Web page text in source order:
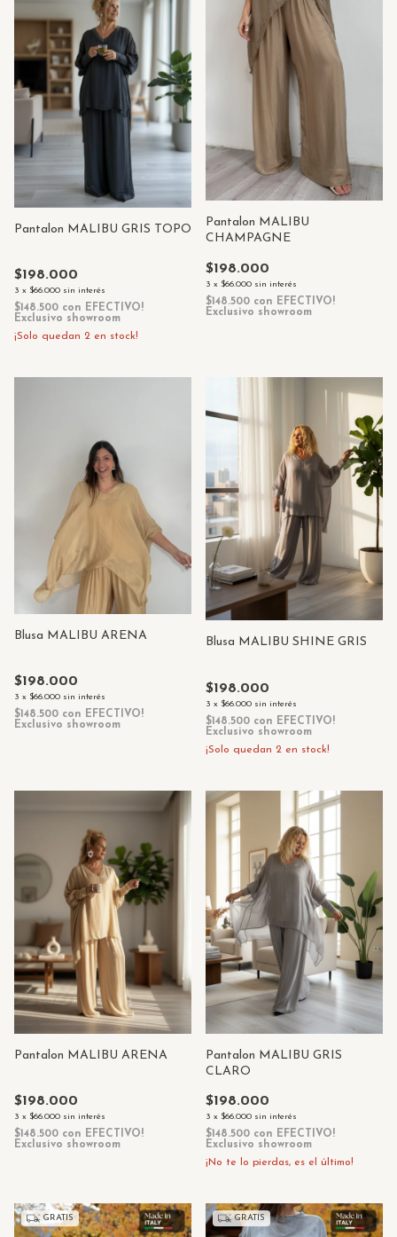
Pantalon MALIBU GRIS TOPO
$198.000
3 x $66.000 sin interés
$148.500 con EFECTIVO!
Exclusivo showroom
¡Solo quedan 2 en stock!
Pantalon MALIBU
CHAMPAGNE
$198.000
3 x $66.000 sin interés
$148.500 con EFECTIVO!
Exclusivo showroom
Blusa MALIBU ARENA
$198.000
3 x $66.000 sin interés
$148.500 con EFECTIVO!
Exclusivo showroom
Blusa MALIBU SHINE GRIS
$198.000
3 x $66.000 sin interés
$148.500 con EFECTIVO!
Exclusivo showroom
¡Solo quedan 2 en stock!
Pantalon MALIBU ARENA
$198.000
3 x $66.000 sin interés
$148.500 con EFECTIVO!
Exclusivo showroom
Pantalon MALIBU GRIS
CLARO
$198.000
3 x $66.000 sin interés
$148.500 con EFECTIVO!
Exclusivo showroom
¡No te lo pierdas, es el último!
GRATIS GRATIS